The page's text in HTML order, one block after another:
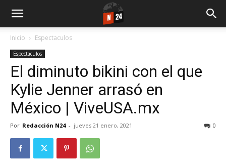
Inicio Espectaculos
Espectaculos
El diminuto bikini con el que
Kylie Jenner arrasó en
México | ViveUSA.mx
Por Redacción N24 - jueves 21 enero, 2021 0